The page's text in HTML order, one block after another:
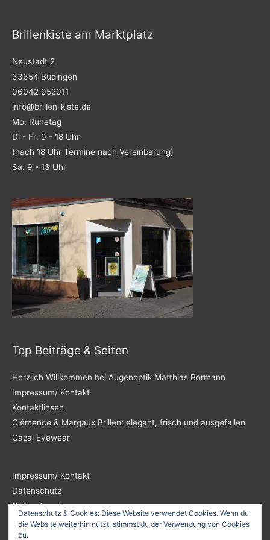
Datenschutz & Cookies: Diese Website verwendet Cookies. Wenn du
die Website weiterhin nutzt, stimmst du der Verwendung von Cookies
zu.
Brillenkiste am Marktplatz
Neustadt 2
63654 Büdingen
06042 952011
info@brillen-kiste.de
Mo: Ruhetag
Di - Fr: 9 - 18 Uhr
(nach 18 Uhr Termine nach Vereinbarung)
Sa: 9 - 13 Uhr
Top Beiträge & Seiten
Herzlich Willkommen bei Augenoptik Matthias Bormann
Impressum/ Kontakt
Kontaktlinsen
Clémence & Margaux Brillen: elegant, frisch und ausgefallen
Cazal Eyewear
Impressum/ Kontakt
Datenschutz
Online Termin